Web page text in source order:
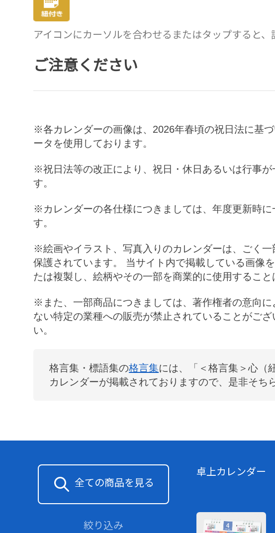
アイコンにカーソルを合わせるまたはタップすると、
ご注意ください
※各カレンダーの画像は、 2026年春頃の祝日法に基
ータを使用しております。
※祝日法等の改正により、祝日・休日あるいは行事が
す。
※カレンダーの各仕様につきましては、年度更新時に
す。
※絵画やイラスト、写真入りのカレンダーは、ごく一
保護されています。 当サイト内で掲載している画像
たは複製し、絵柄やその一部を商業的に使用すること
※また、一部商品につきましては、著作権者の意向
ない特定の業種への販売が禁止されていることがご
い。
格言集・標語集の格言集には、「 ＜格言集＞心（
カレンダーが掲載されておりますので、是非そち
全ての商品を見る
絞り込み
卓上カレンダー